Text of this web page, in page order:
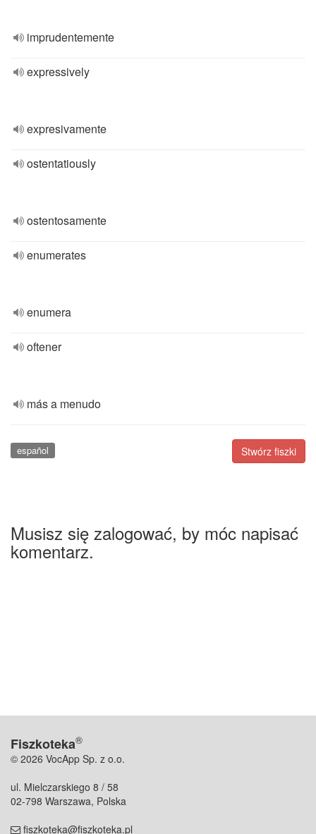
imprudentemente
expressively
expresivamente
ostentatiously
ostentosamente
enumerates
enumera
oftener
más a menudo
Stwórz fiszki
español
Musisz się zalogować, by móc napisać
komentarz.
Fiszkoteka®
© 2026 VocApp Sp. z o.o.
ul. Mielczarskiego 8 / 58
02-798 Warszawa, Polska
fiszkoteka@fiszkoteka.pl